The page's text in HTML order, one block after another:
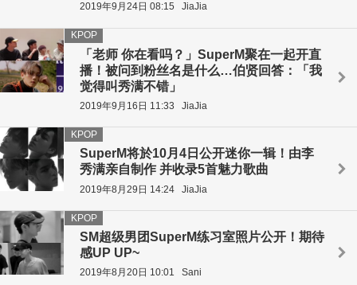
2019年9月24日 08:15 JiaJia
「老师 你在看吗？」SuperM聚在一起开直
播！被问到粉丝名是什么…伯贤回答：「我
觉得叫秀满不错」
KPOP
2019年9月16日 11:33 JiaJia
SuperM将於10月4日公开迷你一辑！由李
秀满亲自制作 并收录5首魅力歌曲
KPOP
2019年8月29日 14:24 JiaJia
SM超级男团SuperM练习室照片公开！期待
感UP UP~
KPOP
2019年8月20日 10:01 Sani